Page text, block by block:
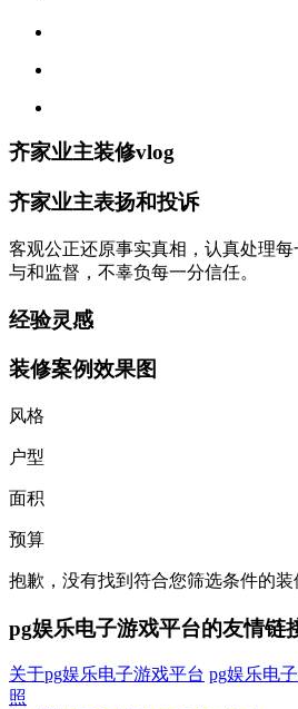
齐家业主装修vlog
齐家业主表扬和投诉
客观公正还原事实真相，认真处理
与和监督，不辜负每一分信任。
经验灵感
装修案例效果图
风格
户型
面积
预算
抱歉，没有找到符合您筛选条件的装
pg娱乐电子游戏平台的友情链
关于pg娱乐电子游戏平台 pg娱乐电
照